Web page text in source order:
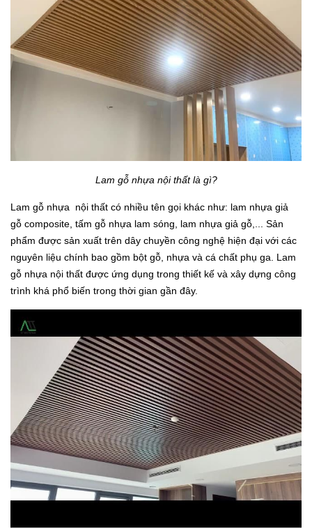
Lam gỗ nhựa nội thất là gì?
Lam gỗ nhựa nội thất có nhiều tên gọi khác như: lam nhựa giả
gỗ composite, tấm gỗ nhựa lam sóng, lam nhựa giả gỗ,... Sản
phẩm được sản xuất trên dây chuyền công nghệ hiện đại với các
nguyên liệu chính bao gồm bột gỗ, nhựa và cá chất phụ ga. Lam
gỗ nhựa nội thất được ứng dụng trong thiết kế và xây dựng công
trình khá phổ biến trong thời gian gần đây.